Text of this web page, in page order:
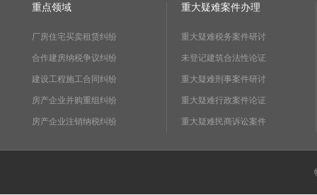
重点领域
厂房住宅买卖租赁纠纷
合作建房纳税争议纠纷
建设工程施工合同纠纷
房产企业并购重组纠纷
房产企业注销纳税纠纷
重大疑难案件办理
重大疑难税务案件研讨
未登记建筑合法性论证
重大疑难刑事案件研讨
重大疑难行政案件论证
重大疑难民商诉讼案件